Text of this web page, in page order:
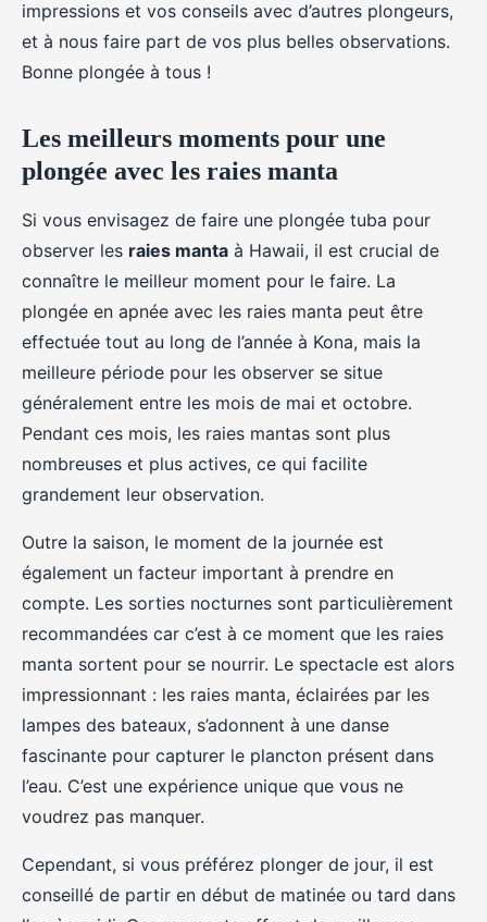
impressions et vos conseils avec d’autres plongeurs,
et à nous faire part de vos plus belles observations.
Bonne plongée à tous !
Les meilleurs moments pour une
plongée avec les raies manta
Si vous envisagez de faire une plongée tuba pour
observer les raies manta à Hawaii, il est crucial de
connaître le meilleur moment pour le faire. La
plongée en apnée avec les raies manta peut être
effectuée tout au long de l’année à Kona, mais la
meilleure période pour les observer se situe
généralement entre les mois de mai et octobre.
Pendant ces mois, les raies mantas sont plus
nombreuses et plus actives, ce qui facilite
grandement leur observation.
Outre la saison, le moment de la journée est
également un facteur important à prendre en
compte. Les sorties nocturnes sont particulièrement
recommandées car c’est à ce moment que les raies
manta sortent pour se nourrir. Le spectacle est alors
impressionnant : les raies manta, éclairées par les
lampes des bateaux, s’adonnent à une danse
fascinante pour capturer le plancton présent dans
l’eau. C’est une expérience unique que vous ne
voudrez pas manquer.
Cependant, si vous préférez plonger de jour, il est
conseillé de partir en début de matinée ou tard dans